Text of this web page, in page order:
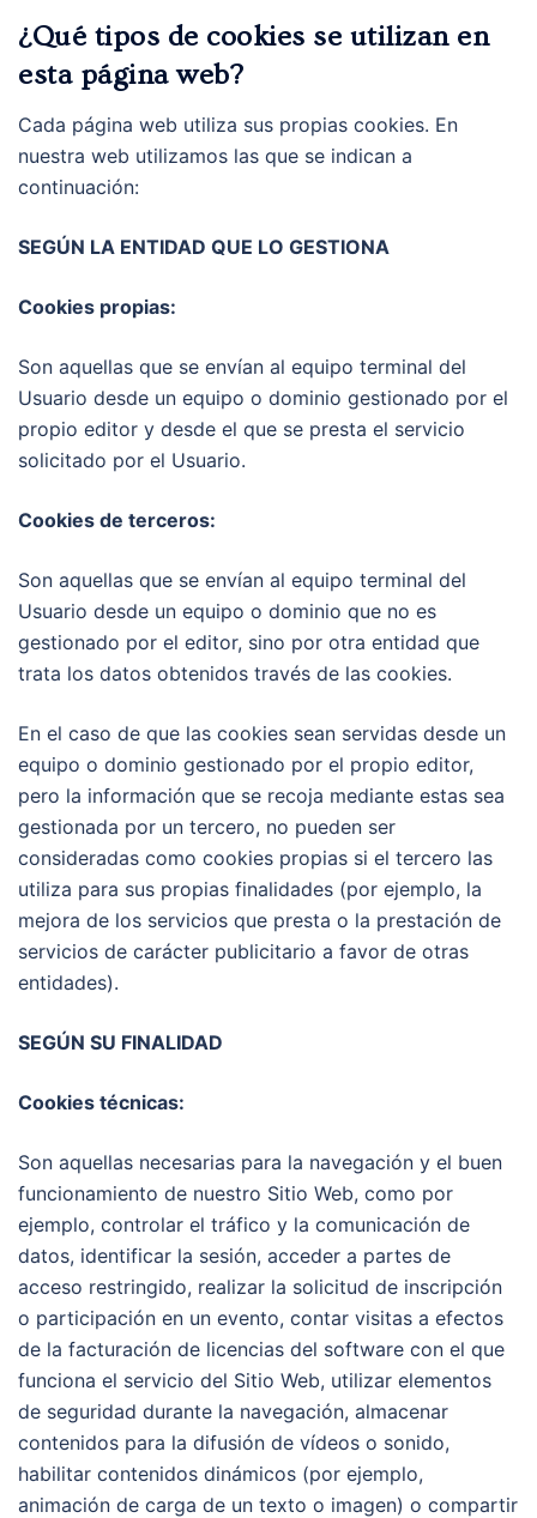
¿Qué tipos de cookies se utilizan en
esta página web?
Cada página web utiliza sus propias cookies. En
nuestra web utilizamos las que se indican a
continuación:
SEGÚN LA ENTIDAD QUE LO GESTIONA
Cookies propias:
Son aquellas que se envían al equipo terminal del
Usuario desde un equipo o dominio gestionado por el
propio editor y desde el que se presta el servicio
solicitado por el Usuario.
Cookies de terceros:
Son aquellas que se envían al equipo terminal del
Usuario desde un equipo o dominio que no es
gestionado por el editor, sino por otra entidad que
trata los datos obtenidos través de las cookies.
En el caso de que las cookies sean servidas desde un
equipo o dominio gestionado por el propio editor,
pero la información que se recoja mediante estas sea
gestionada por un tercero, no pueden ser
consideradas como cookies propias si el tercero las
utiliza para sus propias finalidades (por ejemplo, la
mejora de los servicios que presta o la prestación de
servicios de carácter publicitario a favor de otras
entidades).
SEGÚN SU FINALIDAD
Cookies técnicas:
Son aquellas necesarias para la navegación y el buen
funcionamiento de nuestro Sitio Web, como por
ejemplo, controlar el tráfico y la comunicación de
datos, identificar la sesión, acceder a partes de
acceso restringido, realizar la solicitud de inscripción
o participación en un evento, contar visitas a efectos
de la facturación de licencias del software con el que
funciona el servicio del Sitio Web, utilizar elementos
de seguridad durante la navegación, almacenar
contenidos para la difusión de vídeos o sonido,
habilitar contenidos dinámicos (por ejemplo,
animación de carga de un texto o imagen) o compartir